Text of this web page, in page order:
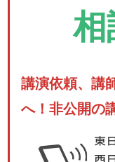
相
講演依頼、講
へ！非公開の